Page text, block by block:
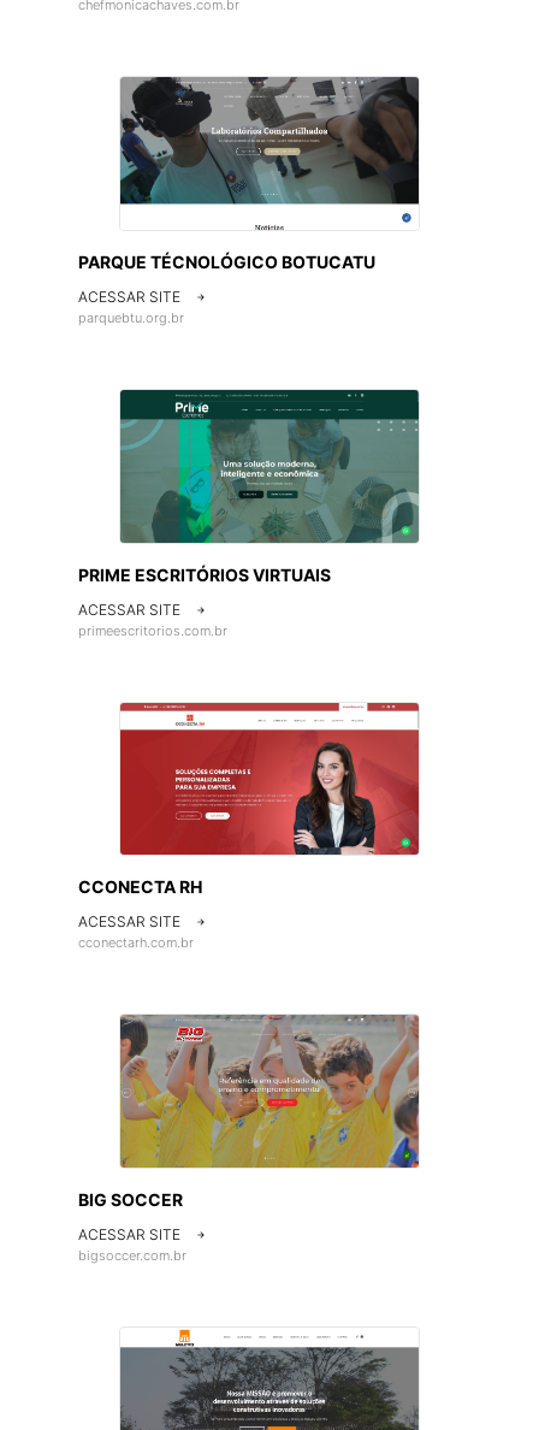
chefmonicachaves.com.br
PARQUE TÉCNOLÓGICO BOTUCATU
ACESSAR SITE 
parquebtu.org.br
PRIME ESCRITÓRIOS VIRTUAIS
ACESSAR SITE 
primeescritorios.com.br
CCONECTA RH
ACESSAR SITE 
cconectarh.com.br
BIG SOCCER
ACESSAR SITE 
bigsoccer.com.br